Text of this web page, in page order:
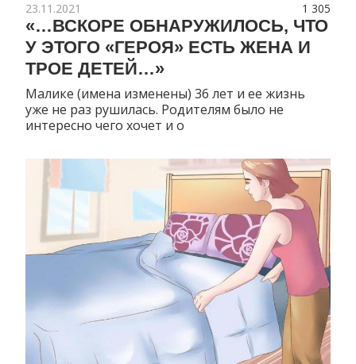
1 305
23.11.2021
«…ВСКОРЕ ОБНАРУЖИЛОСЬ, ЧТО
У ЭТОГО «ГЕРОЯ» ЕСТЬ ЖЕНА И
ТРОЕ ДЕТЕЙ…»
Малике (имена изменены) 36 лет и ее жизнь
уже не раз рушилась. Родителям было не
интересно чего хочет и о